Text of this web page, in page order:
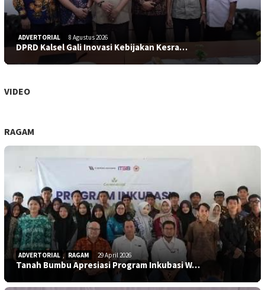
ADVERTORIAL 8 Agustus 2026
DPRD Kalsel Gali Inovasi Kebijakan Kesra…
VIDEO
RAGAM
ADVERTORIAL , RAGAM 29 April 2026
Tanah Bumbu Apresiasi Program Inkubasi W…